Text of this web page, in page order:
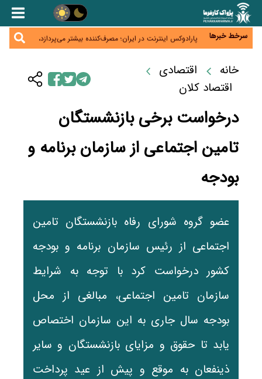
سرخط خبرها
زائران اربعین نگران ارز باقی‌مانده نباشند؛ خرید دینار در
جنگ کریدورها وارد فاز جدید شد؛ سرمایه‌گذاری ۳۴۵
پارادوکس اینترنت در ایران؛ مصرف‌کننده بیشتر می‌پردازد،
شبکه کمتر توسعه می‌یابد
جدید سیاست‌های مالیاتی در حمایت از تولید
معمای تأمین ۸۰ همت معوقات بازنشستگان؛ بانک رفاه
وارد میدان شد
خانه
اقتصادی
اقتصاد کلان
درخواست برخی بازنشستگان
تامین اجتماعی از سازمان برنامه و
بودجه
عضو گروه شورای رفاه بازنشستگان تامین
اجتماعی از رئیس سازمان برنامه و بودجه
کشور درخواست کرد با توجه به شرایط
سازمان تامین اجتماعی، مبالغی از محل
بودجه سال جاری به این سازمان اختصاص
یابد تا حقوق و مزایای بازنشستگان و سایر
ذینفعان به موقع و پیش از عید پرداخت